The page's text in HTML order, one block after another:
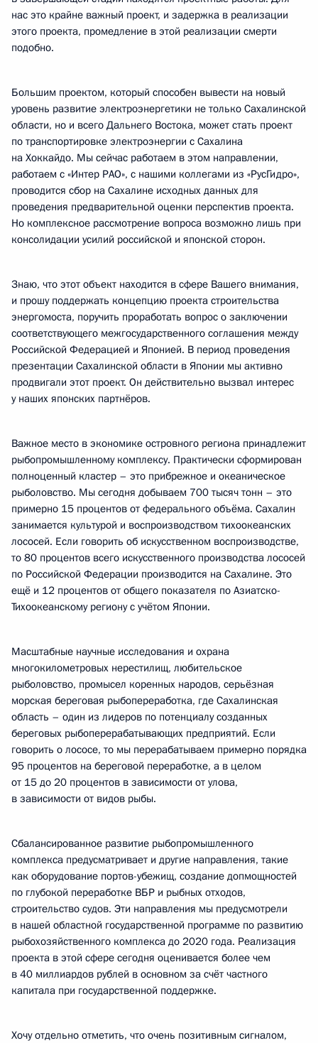
нас это крайне важный проект, и задержка в реализации
этого проекта, промедление в этой реализации смерти
подобно.
Большим проектом, который способен вывести на новый
уровень развитие электроэнергетики не только Сахалинской
области, но и всего Дальнего Востока, может стать проект
по транспортировке электроэнергии с Сахалина
на Хоккайдо. Мы сейчас работаем в этом направлении,
работаем с «Интер РАО», с нашими коллегами из «РусГидро»,
проводится сбор на Сахалине исходных данных для
проведения предварительной оценки перспектив проекта.
Но комплексное рассмотрение вопроса возможно лишь при
консолидации усилий российской и японской сторон.
Знаю, что этот объект находится в сфере Вашего внимания,
и прошу поддержать концепцию проекта строительства
энергомоста, поручить проработать вопрос о заключении
соответствующего межгосударственного соглашения между
Российской Федерацией и Японией. В период проведения
презентации Сахалинской области в Японии мы активно
продвигали этот проект. Он действительно вызвал интерес
у наших японских партнёров.
Важное место в экономике островного региона принадлежит
рыбопромышленному комплексу. Практически сформирован
полноценный кластер – это прибрежное и океаническое
рыболовство. Мы сегодня добываем 700 тысяч тонн – это
примерно 15 процентов от федерального объёма. Сахалин
занимается культурой и воспроизводством тихоокеанских
лососей. Если говорить об искусственном воспроизводстве,
то 80 процентов всего искусственного производства лососей
по Российской Федерации производится на Сахалине. Это
ещё и 12 процентов от общего показателя по Азиатско-
Тихоокеанскому региону с учётом Японии.
Масштабные научные исследования и охрана
многокилометровых нерестилищ, любительское
рыболовство, промысел коренных народов, серьёзная
морская береговая рыбопереработка, где Сахалинская
область – один из лидеров по потенциалу созданных
береговых рыбоперерабатывающих предприятий. Если
говорить о лососе, то мы перерабатываем примерно порядка
95 процентов на береговой переработке, а в целом
от 15 до 20 процентов в зависимости от улова,
в зависимости от видов рыбы.
Сбалансированное развитие рыбопромышленного
комплекса предусматривает и другие направления, такие
как оборудование портов-убежищ, создание допмощностей
по глубокой переработке ВБР и рыбных отходов,
строительство судов. Эти направления мы предусмотрели
в нашей областной государственной программе по развитию
рыбохозяйственного комплекса до 2020 года. Реализация
проекта в этой сфере сегодня оценивается более чем
в 40 миллиардов рублей в основном за счёт частного
капитала при государственной поддержке.
Хочу отдельно отметить, что очень позитивным сигналом,